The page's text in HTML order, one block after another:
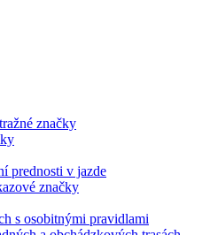
značky
prednosti v jazde
značky
s osobitnými pravidlami